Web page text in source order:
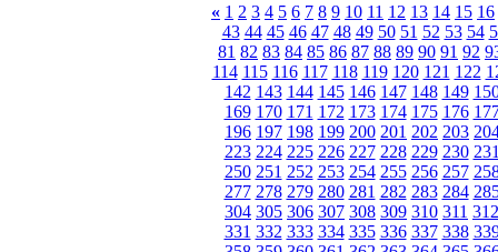
« 1 2 3 4 5 6 7 8 9 10 11 12 13 14 15 16
43 44 45 46 47 48 49 50 51 52 53 54
81 82 83 84 85 86 87 88 89 90 91 92
114 115 116 117 118 119 120 121 122
142 143 144 145 146 147 148 149
169 170 171 172 173 174 175 176
196 197 198 199 200 201 202 203
223 224 225 226 227 228 229 230
250 251 252 253 254 255 256 257
277 278 279 280 281 282 283 284
304 305 306 307 308 309 310 311 312
331 332 333 334 335 336 337 338